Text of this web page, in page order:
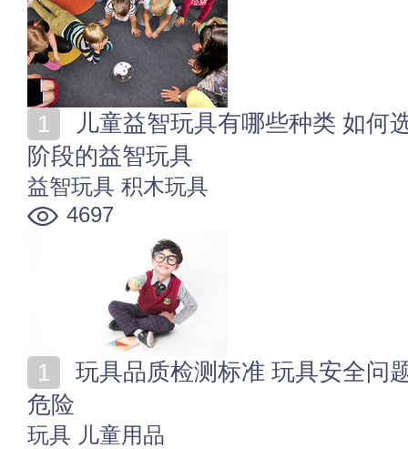
阶段的益智玩具
益智玩具 积木玩具
4697
危险
玩具 儿童用品